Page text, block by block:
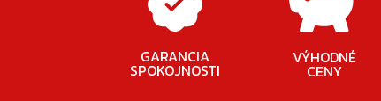
GARANCIA
SPOKOJNOSTI
VÝHODNÉ
CENY